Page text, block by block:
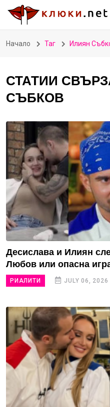
Начало Таг Илиян
СТАТИИ
СЪБКОВ
Десислава и Илиян
Любов или опасна
РИАЛИТИ JULY 06, 2026